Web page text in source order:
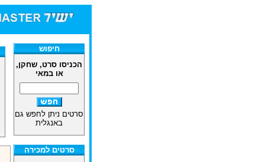
חיפוש
הכניסו סרט, שחקן,
או במאי
סרטים ניתן לחפש גם
באנגלית
סרטים למכירה